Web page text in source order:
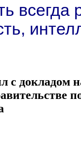
с докладом